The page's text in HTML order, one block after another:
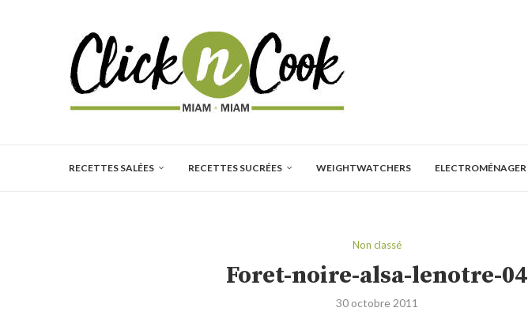
RECETTES SALÉES RECETTES SUCRÉES WEIGHTWATCHERS ELECTROMÉNAGER
Non classé
Foret-noire-alsa-lenotre-04
30 octobre 2011